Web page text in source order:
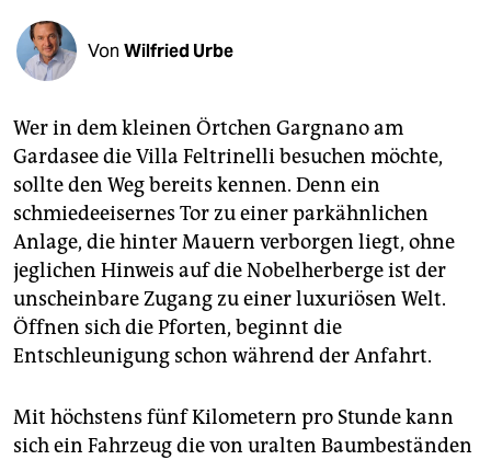
veranstaltungen
shop
unterstützen
abo
genossenschaft
epaper login
Von Wilfried Urbe
Wer in dem kleinen Örtchen Gargnano am
Gardasee die Villa Feltrinelli besuchen möchte,
sollte den Weg bereits kennen. Denn ein
schmiedeeisernes Tor zu einer parkähnlichen
Anlage, die hinter Mauern verborgen liegt, ohne
jeglichen Hinweis auf die Nobelherberge ist der
unscheinbare Zugang zu einer luxu­riö­sen Welt.
Öffnen sich die Pforten, beginnt die
Entschleunigung schon während der Anfahrt.
Mit höchstens fünf Kilometern pro Stunde kann
sich ein Fahrzeug die von uralten Baumbeständen